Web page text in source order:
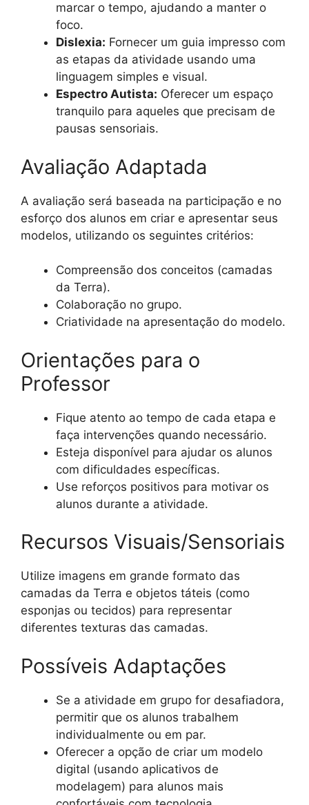
marcar o tempo, ajudando a manter o
foco.
Dislexia: Fornecer um guia impresso com
as etapas da atividade usando uma
linguagem simples e visual.
Espectro Autista: Oferecer um espaço
tranquilo para aqueles que precisam de
pausas sensoriais.
Avaliação Adaptada
A avaliação será baseada na participação e no
esforço dos alunos em criar e apresentar seus
modelos, utilizando os seguintes critérios:
Compreensão dos conceitos (camadas
da Terra).
Colaboração no grupo.
Criatividade na apresentação do modelo.
Orientações para o
Professor
Fique atento ao tempo de cada etapa e
faça intervenções quando necessário.
Esteja disponível para ajudar os alunos
com dificuldades específicas.
Use reforços positivos para motivar os
alunos durante a atividade.
Recursos Visuais/Sensoriais
Utilize imagens em grande formato das
camadas da Terra e objetos táteis (como
esponjas ou tecidos) para representar
diferentes texturas das camadas.
Possíveis Adaptações
Se a atividade em grupo for desafiadora,
permitir que os alunos trabalhem
individualmente ou em par.
Oferecer a opção de criar um modelo
digital (usando aplicativos de
modelagem) para alunos mais